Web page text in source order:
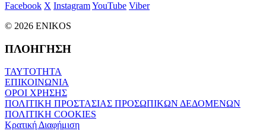
Facebook X InstagramYouTube Viber
© 2026 ENIKOS
ΠΛΟΗΓΗΣΗ
ΤΑΥΤΟΤΗΤΑ
ΕΠΙΚΟΙΝΩΝΙΑ
ΟΡΟΙ ΧΡΗΣΗΣ
ΠΟΛΙΤΙΚΗ ΠΡΟΣΤΑΣΙΑΣ ΠΡΟΣΩΠΙΚΩΝ ΔΕΔΟΜΕΝΩΝ
ΠΟΛΙΤΙΚΗ COOKIES
Κρατική Διαφήμιση